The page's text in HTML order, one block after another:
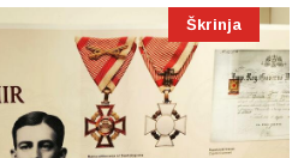
Škrinja